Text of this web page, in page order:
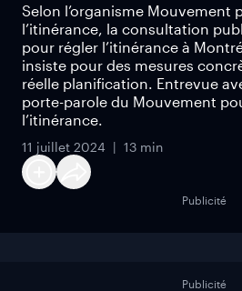
Selon l’organisme Mouvement
l’itinérance, la consultation
pour régler l’itinérance à
insiste pour des mesures
réelle planification. Entrevue
porte-parole du Mouvement
l’itinérance.
11 juillet 2024 13 min
Publicité
Publicité